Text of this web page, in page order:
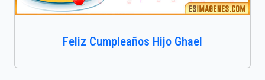
Feliz Cumpleaños Hijo Ghael